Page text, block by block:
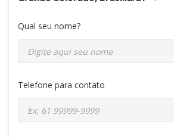
Qual seu nome?
Telefone para contato